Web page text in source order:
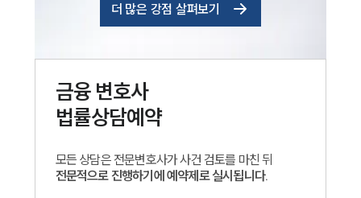
더 많은 강점 살펴보기
금융변호사
법률상담예약
모든 상담은 전문변호사가 사건 검토를 마친 뒤
전문적으로 진행하기에 예약제로 실시됩니다.